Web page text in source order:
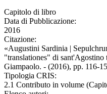
Capitolo di libro
Data di Pubblicazione:
2016
Citazione:
«Augustini Sardinia |
"translationes" di sant'Agostino
Giampaolo. - (2016), pp. 116-
Tipologia CRIS:
2.1 Contributo in volume